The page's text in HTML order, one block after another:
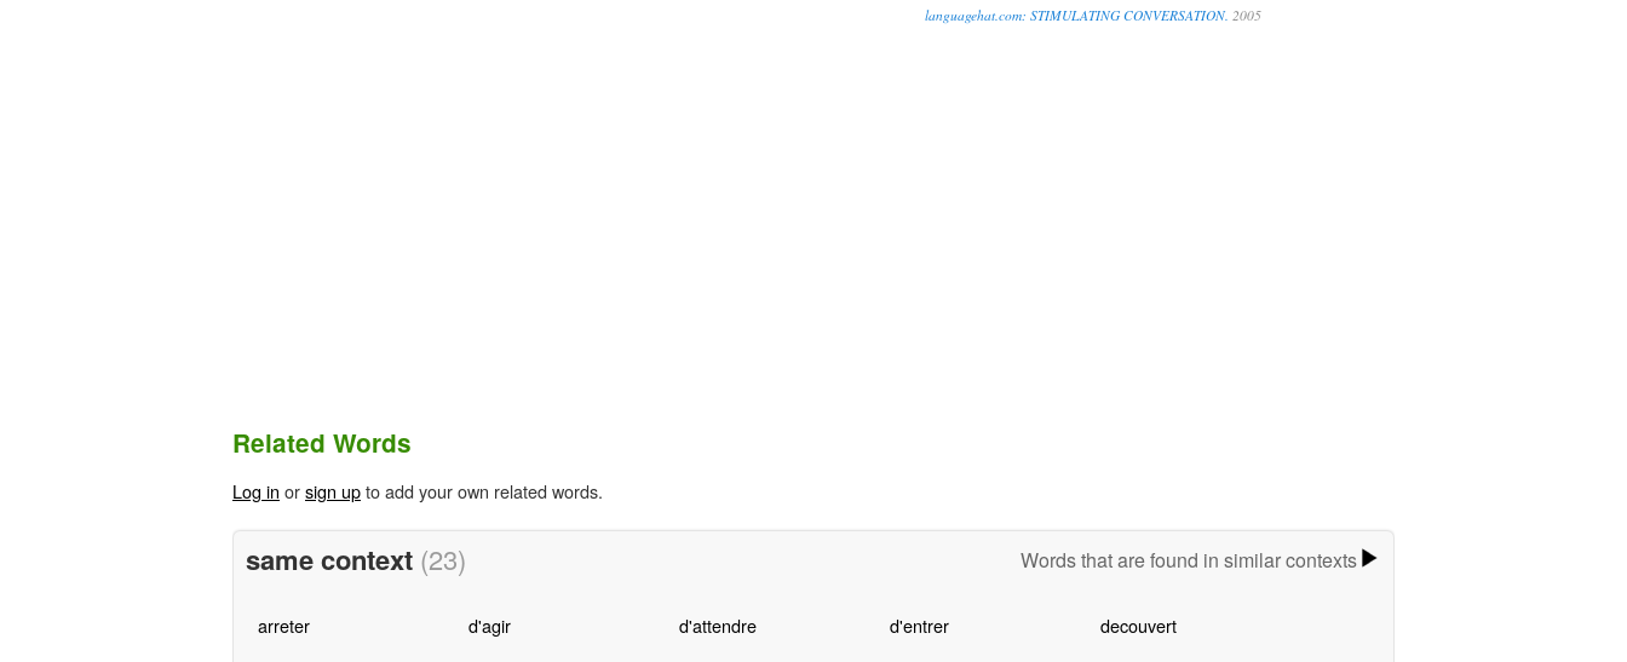
languagehat.com: STIMULATING CONVERSATION. 2005
Related Words
Log in orsign upto add your own related words.
same context (23) Words that are found in similar contexts
arreter d'agir d'attendre d'entrer decouvert